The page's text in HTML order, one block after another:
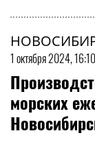
1 октября 2024, 16:10
морских